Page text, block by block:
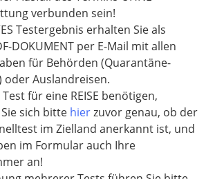
verbunden sein!​​​​​​​
Testergebnis erhalten Sie als
DOKUMENT per E-Mail mit allen
für Behörden (Quarantäne-
oder Auslandreisen.
Test für eine REISE benötigen,
sich bitte hierzuvor genau, ob der
im Zielland anerkannt ist, und
im Formular auch Ihre
an!